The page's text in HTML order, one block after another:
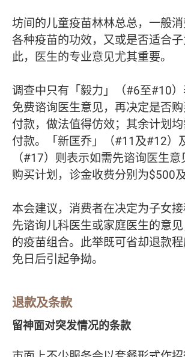
坊间的儿童疫苗林林总总，一般
各种疫苗的功效，又或是否适合
此，医生的专业意见尤其重要。
调查中只有「毅力」（#6至#10
免费谘询医生意见，再决定是否
付款，做法值得仿效；其余计划
付款。「新匡乔」（#11及#12）
（#17）则表示如需先谘询医生
购买计划，诊金收费分别为$500
本会建议，消费者在决定为子女
先谘询儿科医生或家庭医生的意
的疫苗组合。此举既可省却退款
免日后引起争拗。
退款及条款
留神面对突发情况的条款